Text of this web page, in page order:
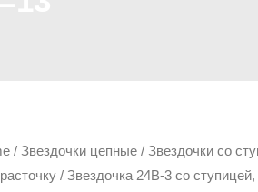
/ Звездочки цепные/ Звездочки со
/ Звездочка 24B-3 со